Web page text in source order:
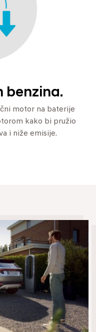
benzina.
motor na baterije
kako bi pružio
i niže emisije.